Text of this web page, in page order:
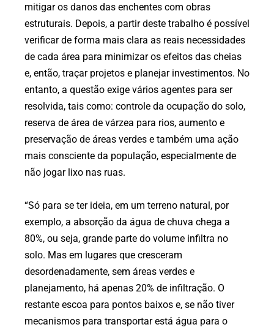
mitigar os danos das enchentes com obras
estruturais. Depois, a partir deste trabalho é possível
verificar de forma mais clara as reais necessidades
de cada área para minimizar os efeitos das cheias
e, então, traçar projetos e planejar investimentos. No
entanto, a questão exige vários agentes para ser
resolvida, tais como: controle da ocupação do solo,
reserva de área de várzea para rios, aumento e
preservação de áreas verdes e também uma ação
mais consciente da população, especialmente de
não jogar lixo nas ruas.
“Só para se ter ideia, em um terreno natural, por
exemplo, a absorção da água de chuva chega a
80%, ou seja, grande parte do volume infiltra no
solo. Mas em lugares que cresceram
desordenadamente, sem áreas verdes e
planejamento, há apenas 20% de infiltração. O
restante escoa para pontos baixos e, se não tiver
mecanismos para transportar está água para o